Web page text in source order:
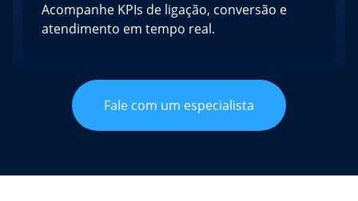
Acompanhe KPIs de ligação, conversão e
atendimento em tempo real.
Fale com um especialista